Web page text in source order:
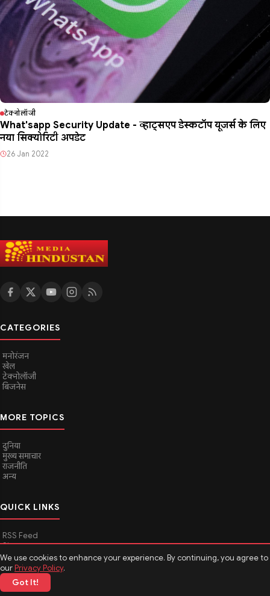
We use cookies to enhance your experience. By continuing, you agree to
ourPrivacy Policy.
Got It!
टेक्नोलॉजी
What'sapp Security Update - व्हाट्सएप डेस्कटॉप यूजर्स के लिए
नया सिक्योरिटी अपडेट
26 Jan 2022
CATEGORIES
मनोरंजन
खेल
टेक्नोलॉजी
बिजनेस
MORE TOPICS
दुनिया
मुख्य समाचार
राजनीति
अन्य
QUICK LINKS
RSS Feed
Sitemap
© 2026Media Hindustan